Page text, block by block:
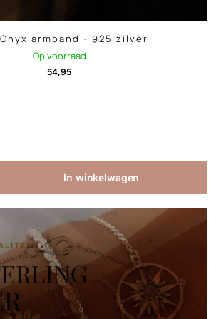
armband - 925 zilver
Op voorraad
54,95
In winkelwagen